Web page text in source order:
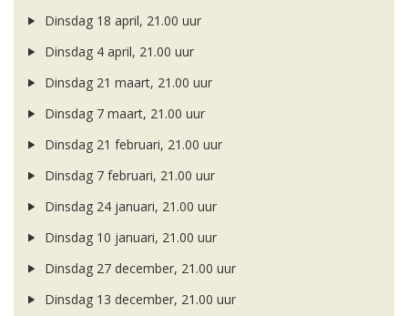
Dinsdag 18 april, 21.00 uur
Dinsdag 4 april, 21.00 uur
Dinsdag 21 maart, 21.00 uur
Dinsdag 7 maart, 21.00 uur
Dinsdag 21 februari, 21.00 uur
Dinsdag 7 februari, 21.00 uur
Dinsdag 24 januari, 21.00 uur
Dinsdag 10 januari, 21.00 uur
Dinsdag 27 december, 21.00 uur
Dinsdag 13 december, 21.00 uur